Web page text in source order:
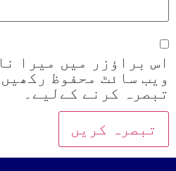
اس براؤزر میں میرا
ویب سائٹ محفوظ
تبصرہ کرنے کےلیے۔